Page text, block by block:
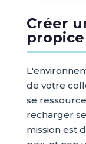
Créer
de votre
se
recharger
mission est